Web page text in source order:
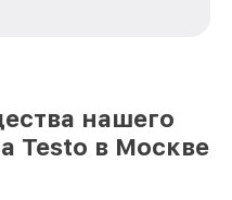
нашего
Testo в Москве